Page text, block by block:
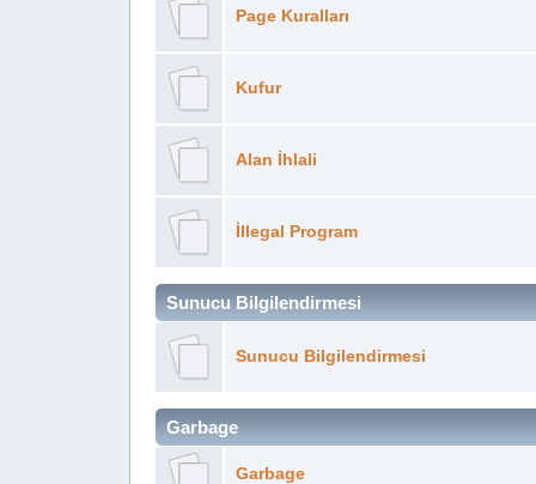
Page Kuralları
Kufur
Alan İhlali
İllegal Program
Sunucu Bilgilendirmesi
Sunucu Bilgilendirmesi
Garbage
Garbage